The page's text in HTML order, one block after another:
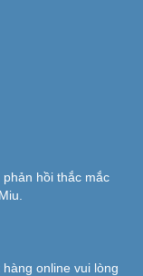
hồi thắc mắc
online vui lòng